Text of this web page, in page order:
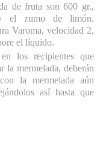
de fruta son 600 gr.,
el zumo de limón.
Varoma, velocidad 2,
el líquido.
los recipientes que
la mermelada, deberán
la mermelada aún
así hasta que